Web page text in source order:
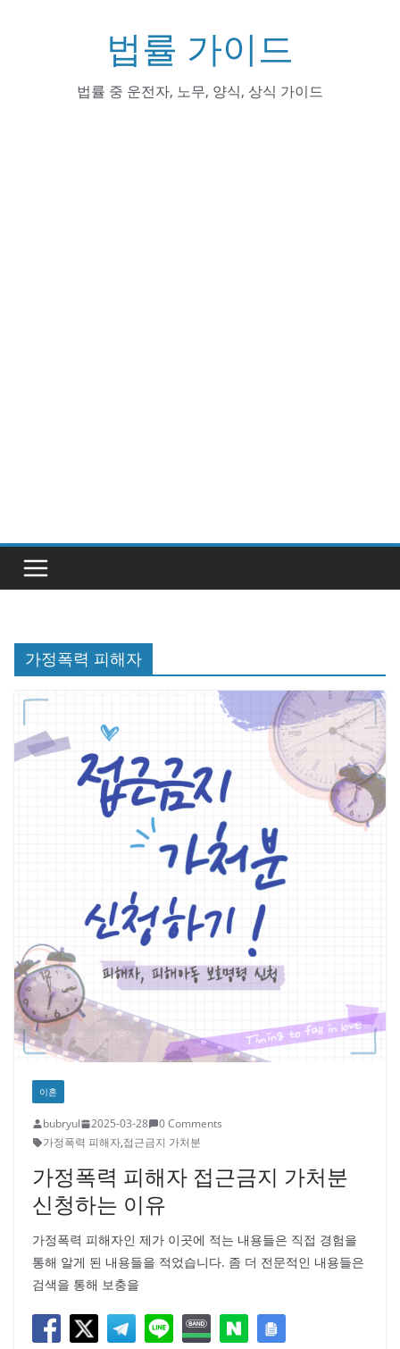
법률 가이드
법률 중 운전자, 노무, 양식, 상식 가이드
가정폭력 피해자
이혼
bubryul 2025-03-28
0 Comments
가정폭력 피해자,접근금지 가처분
가정폭력 피해자 접근금지 가처분
신청하는 이유
가정폭력 피해자인 제가 이곳에 적는 내용들은 직접 경험을
통해 알게 된 내용들을 적었습니다. 좀 더 전문적인 내용들은
검색을 통해 보충을